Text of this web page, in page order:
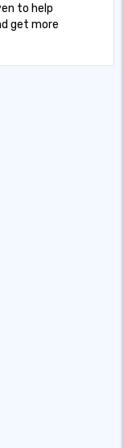
to help
get more